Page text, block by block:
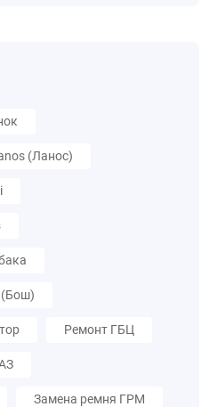
(Ланос)
(Бош)
Ремонт ГБЦ
Замена ремня ГРМ